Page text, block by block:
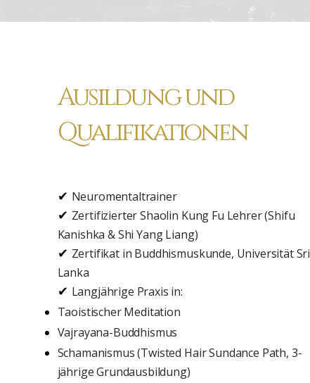
Ausildung und
Qualifikationen
✔ Neuromentaltrainer
✔ Zertifizierter Shaolin Kung Fu Lehrer (Shifu
Kanishka & Shi Yang Liang)
✔ Zertifikat in Buddhismuskunde, Universität Sri
Lanka
✔ Langjährige Praxis in:
Taoistischer Meditation
Vajrayana-Buddhismus
Schamanismus (Twisted Hair Sundance Path, 3-
jährige Grundausbildung)